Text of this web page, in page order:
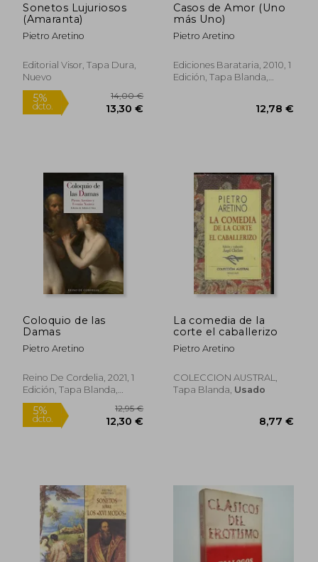
Sonetos Lujuriosos
(Amaranta)
Pietro Aretino
Editorial Visor, Tapa Dura,
Nuevo
5%
dcto.
Casos de Amor (Uno
más Uno)
Pietro Aretino
Ediciones Barataria, 2010, 1
Edición, Tapa Blanda,
Coloquio de las
Damas
Pietro Aretino
Reino De Cordelia, 2021, 1
Edición, Tapa Blanda,
Nuevo
La comedia de la
corte el caballerizo
Pietro Aretino
COLECCION AUSTRAL,
Tapa Blanda, Usado